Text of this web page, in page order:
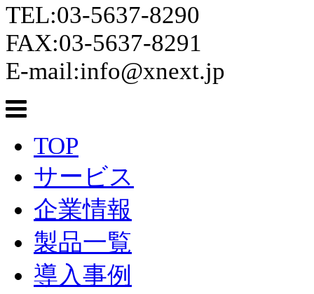
TEL:03-5637-8290
FAX:03-5637-8291
E-mail:info@xnext.jp
TOP
サービス
企業情報
製品一覧
導入事例